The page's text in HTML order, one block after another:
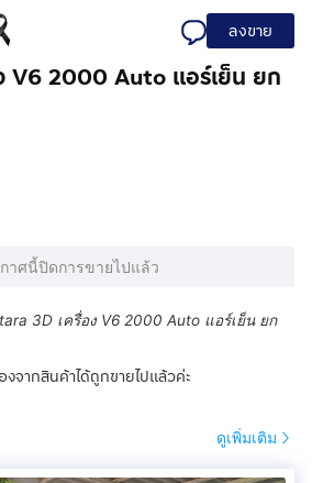
ลงขาย
V6 2000 Auto แอร์เย็น ยก
าศนี้ปิดการขายไปแล้ว
3D เครื่อง V6 2000 Auto แอร์เย็น ยก
งจากสินค้าได้ถูกขายไปแล้วค่ะ
ดูเพิ่มเติม